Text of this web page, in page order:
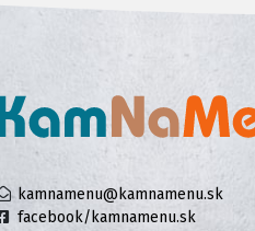
kamnamenu@kamnamenu.sk
facebook/kamnamenu.sk